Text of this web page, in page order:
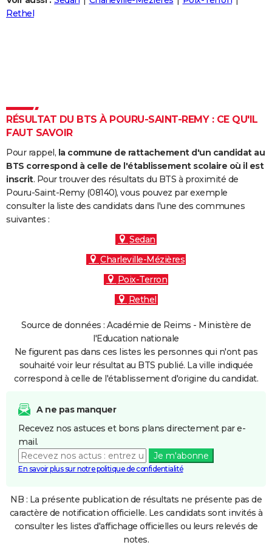
Destinations
City break
Voyage nature
Voyage de noces
Forum
Climat
+
PHOTO
Carte de Noël
Carte Bonne année
Carte Saint-Valentin
Carte Pâques
Carte d'anniversaire
DICTIONNAIRE
Dictionnaire
Biographies
Citations
Expressions
Proverbes
PROGRAMME TV
COPAINS D'AVANT
S'inscrire
Se connecter
Lycées
Collèges
Primaires
Universités
Entreprises
Service militaire
Avis de recherche
AVIS DE DÉCÈS
FORUM
Rethel
RÉSULTAT DU BTS À POURU-SAINT-REMY : CE QU'IL
FAUT SAVOIR
Pour rappel, la commune de rattachement d'un candidat au
BTS correspond à celle de l'établissement scolaire où il est
inscrit. Pour trouver des résultats du BTS à proximité de
Pouru-Saint-Remy (08140), vous pouvez par exemple
consulter la liste des candidats dans l'une des communes
suivantes :
Sedan
Charleville-Mézières
Poix-Terron
Rethel
Source de données : Académie de Reims - Ministère de
l'Education nationale
Ne figurent pas dans ces listes les personnes qui n'ont pas
souhaité voir leur résultat au BTS publié. La ville indiquée
correspond à celle de l'établissement d'origine du candidat.
A ne pas manquer
Recevez nos astuces et bons plans directement par e-
mail.
Je m'abonne
En savoir plus sur notre politique de confidentialité
NB : La présente publication de résultats ne présente pas de
caractère de notification officielle. Les candidats sont invités à
consulter les listes d'affichage officielles ou leurs relevés de
notes.